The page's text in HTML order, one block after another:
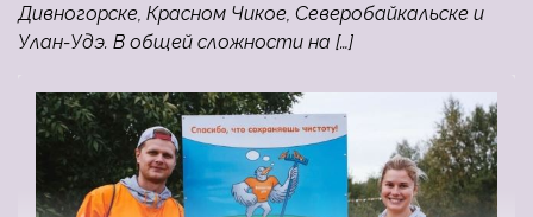
Дивногорске, Красном Чикое, Северобайкальске и
Улан-Удэ. В общей сложности на […]